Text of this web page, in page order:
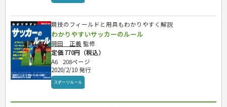
競技のフィールドと用具もわかりやすく解説
わかりやすいサッカーのルール
岡田 正義 監修
定価 770円（税込）
A6
208ページ
2020/2/10 発行
スポーツルール